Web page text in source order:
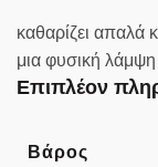
καθαρίζει απαλά
μια φυσική
Επιπλέον
Βάρος